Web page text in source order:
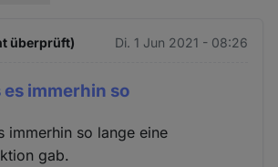
überprüft) Di. 1 Jun 2021 - 08:26
es immerhin so
immerhin so lange eine
gab.